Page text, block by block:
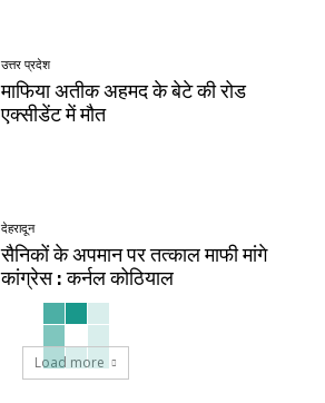
उत्तर प्रदेश
माफिया अतीक अहमद के बेटे की रोड
एक्सीडेंट में मौत
देहरादून
सैनिकों के अपमान पर तत्काल माफी मांगे
कांग्रेस : कर्नल कोठियाल
Load more